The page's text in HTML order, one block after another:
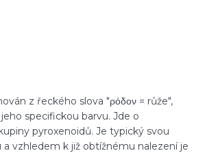
z řeckého slova "ρόδον = růže",
specifickou barvu. Jde o
pyroxenoidů. Je typický svou
a vzhledem k již obtížnému nalezení je